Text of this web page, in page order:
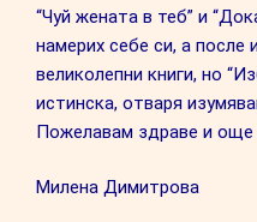
“Чуй жената в теб” и
намерих себе си, а после
великолепни книги, но
истинска, отваря
Пожелавам здраве и още
Милена Димитрова